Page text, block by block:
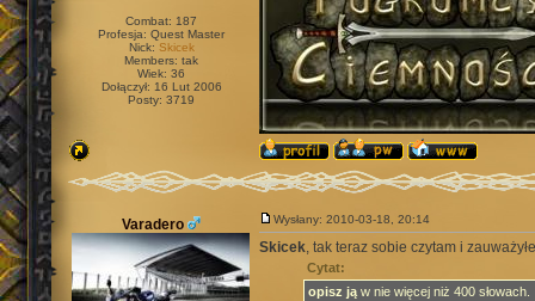
Combat: 187
Profesja: Quest Master
Nick: Skicek
Members: tak
Wiek: 36
Dołączył: 16 Lut 2006
Posty: 3719
Varadero Wysłany: 2010-03-18, 20:14
Skicek, tak teraz sobie czytam i
Cytat:
opisz ją w nie więcej niż 400 słowach.